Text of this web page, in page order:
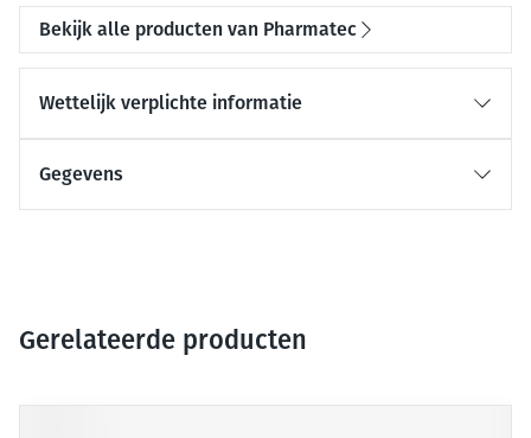
Bekijk alle producten van Pharmatec
Wettelijk verplichte informatie
Gegevens
Gerelateerde producten